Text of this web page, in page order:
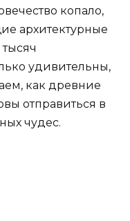
копало,
архитектурные
удивительны,
как древние
отправиться в
чудес.